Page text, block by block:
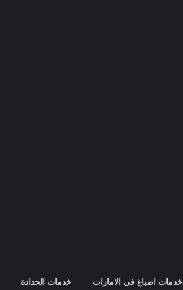
خدمات اصباغ في الامارات خدمات الحدادة